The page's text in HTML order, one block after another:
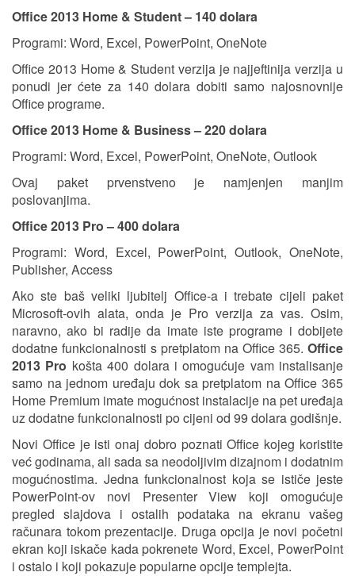
Office 2013 Home & Student – 140 dolara
Programi: Word, Excel, PowerPoint, OneNote
Office 2013 Home & Student verzija je najjeftinija verzija u
ponudi jer ćete za 140 dolara dobiti samo najosnovnije
Office programe.
Office 2013 Home & Business – 220 dolara
Programi: Word, Excel, PowerPoint, OneNote, Outlook
Ovaj paket prvenstveno je namjenjen manjim
poslovanjima.
Office 2013 Pro – 400 dolara
Programi: Word, Excel, PowerPoint, Outlook, OneNote,
Publisher, Access
Ako ste baš veliki ljubitelj Office-a i trebate cijeli paket
Microsoft-ovih alata, onda je Pro verzija za vas. Osim,
naravno, ako bi radije da imate iste programe i dobijete
dodatne funkcionalnosti s pretplatom na Office 365. Office
2013 Pro košta 400 dolara i omogućuje vam instalisanje
samo na jednom uređaju dok sa pretplatom na Office 365
Home Premium imate mogućnost instalacije na pet uređaja
uz dodatne funkcionalnosti po cijeni od 99 dolara godišnje.
Novi Office je isti onaj dobro poznati Office kojeg koristite
već godinama, ali sada sa neodoljivim dizajnom i dodatnim
mogućnostima. Jedna funkcionalnost koja se ističe jeste
PowerPoint-ov novi Presenter View koji omogućuje
pregled slajdova i ostalih podataka na ekranu vašeg
računara tokom prezentacije. Druga opcija je novi početni
ekran koji iskače kada pokrenete Word, Excel, PowerPoint
i ostalo i koji pokazuje popularne opcije templejta.